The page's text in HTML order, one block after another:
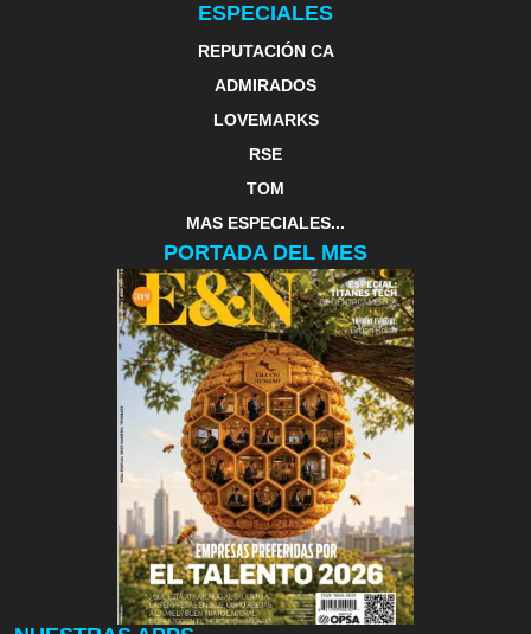
ESPECIALES
REPUTACIÓN CA
ADMIRADOS
LOVEMARKS
RSE
TOM
MAS ESPECIALES...
PORTADA DEL MES